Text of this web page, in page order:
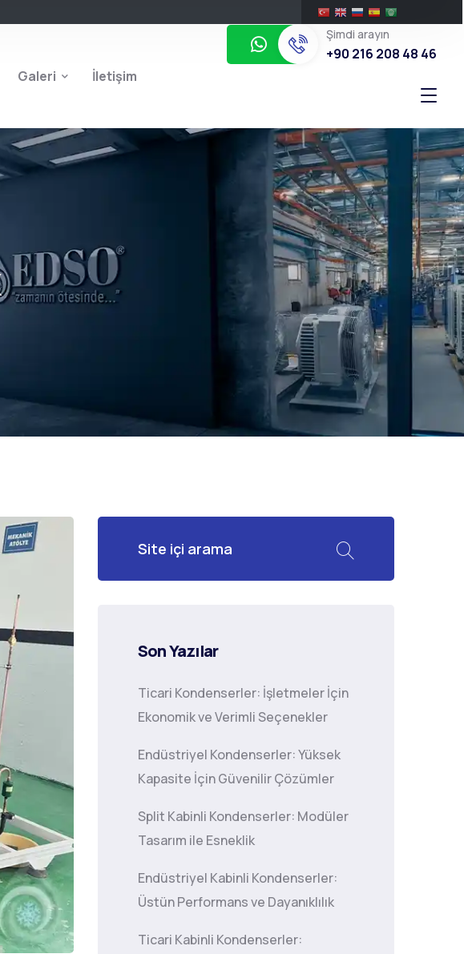
Galeri İletişim
Şimdi arayın
+90 216 208 48 46
Son Yazılar
Ticari Kondenserler: İşletmeler İçin
Ekonomik ve Verimli Seçenekler
Endüstriyel Kondenserler: Yüksek
Kapasite İçin Güvenilir Çözümler
Split Kabinli Kondenserler: Modüler
Tasarım ile Esneklik
Endüstriyel Kabinli Kondenserler:
Üstün Performans ve Dayanıklılık
Ticari Kabinli Kondenserler: